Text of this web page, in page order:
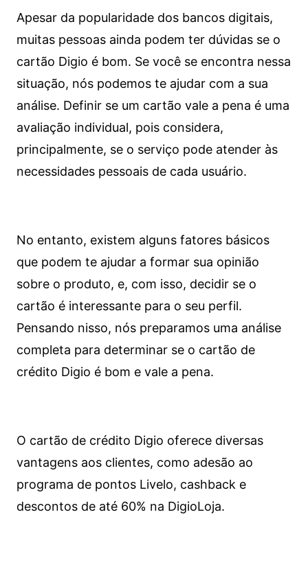
Apesar da popularidade dos bancos digitais,
muitas pessoas ainda podem ter dúvidas se o
cartão Digio é bom. Se você se encontra nessa
situação, nós podemos te ajudar com a sua
análise. Definir se um cartão vale a pena é uma
avaliação individual, pois considera,
principalmente, se o serviço pode atender às
necessidades pessoais de cada usuário.
No entanto, existem alguns fatores básicos
que podem te ajudar a formar sua opinião
sobre o produto, e, com isso, decidir se o
cartão é interessante para o seu perfil.
Pensando nisso, nós preparamos uma análise
completa para determinar se o cartão de
crédito Digio é bom e vale a pena.
O cartão de crédito Digio oferece diversas
vantagens aos clientes, como adesão ao
programa de pontos Livelo, cashback e
descontos de até 60% na DigioLoja.